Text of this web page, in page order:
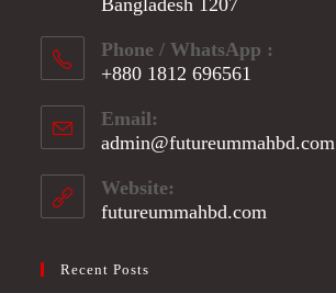
Bangladesh 1207
Phone / WhatsApp :
+880 1812 696561
in
your
application
Email:
admin@futureummahbd.com
Website:
futureummahbd.com
Recent Posts